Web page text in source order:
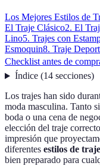
Los Mejores Estilos de
El Traje Clásico2. El
Lino5. Trajes con
Esmoquin8. Traje
Checklist antes de
Índice(14 secciones)
Los trajes han sido
moda masculina. Tanto
boda o una cena de
elección del traje
impresión que
diferentes estilos de
bien preparado para